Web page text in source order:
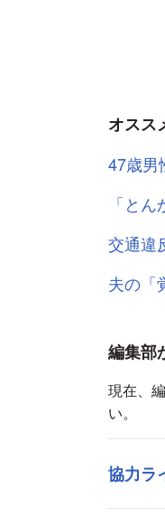
オスス
47歳男
「と
交通違
夫の「
編集部
現在、
い。
協力ラ